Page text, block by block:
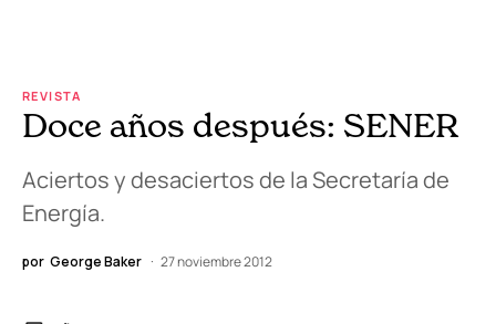
REVISTA
Doce años después: SENER
Aciertos y desaciertos de la Secretaría de
Energía.
por George Baker 27 noviembre 2012